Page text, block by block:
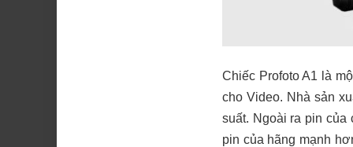
Chiếc Profoto A1 là
cho Video. Nhà sản
suất. Ngoài ra pin của
pin của hãng mạnh